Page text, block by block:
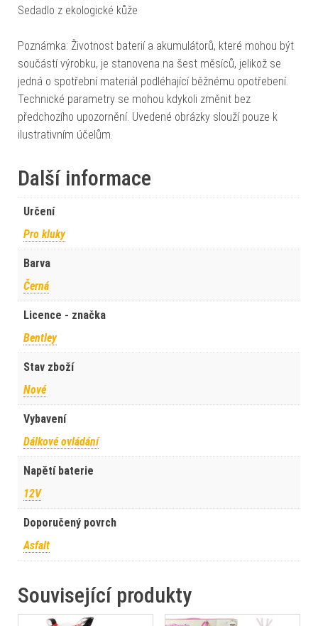
Sedadlo z ekologické kůže
Poznámka: Životnost baterií a akumulátorů, které mohou být
součástí výrobku, je stanovena na šest měsíců, jelikož se
jedná o spotřební materiál podléhající běžnému opotřebení.
Technické parametry se mohou kdykoli změnit bez
předchozího upozornění. Uvedené obrázky slouží pouze k
ilustrativním účelům.
Další informace
Určení
Pro kluky
Barva
Černá
Licence - značka
Bentley
Stav zboží
Nové
Vybavení
Dálkové ovládání
Napětí baterie
12V
Doporučený povrch
Asfalt
Související produkty